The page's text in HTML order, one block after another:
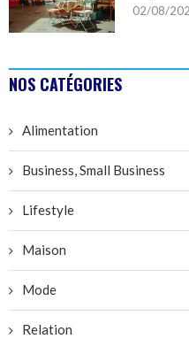
02/08/
NOS CATÉGORIES
Alimentation
Business, Small Business
Lifestyle
Maison
Mode
Relation